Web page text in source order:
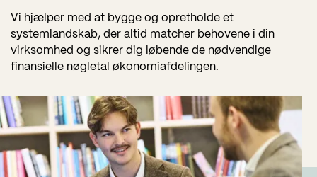
Vi hjælper med at bygge og opretholde et
systemlandskab, der altid matcher behovene i din
virksomhed og sikrer dig løbende de nødvendige
finansielle nøgletal økonomiafdelingen.